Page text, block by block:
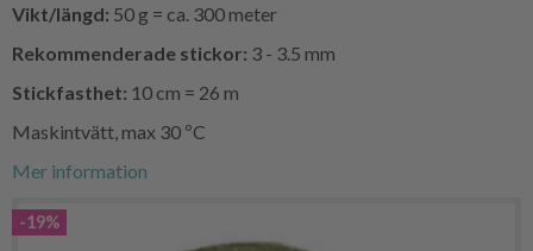
Vikt/längd: 50 g = ca. 300 meter
Rekommenderade stickor: 3 - 3.5 mm
Stickfasthet: 10 cm = 26 m
Maskintvätt, max 30 ºC
Mer information
-19%